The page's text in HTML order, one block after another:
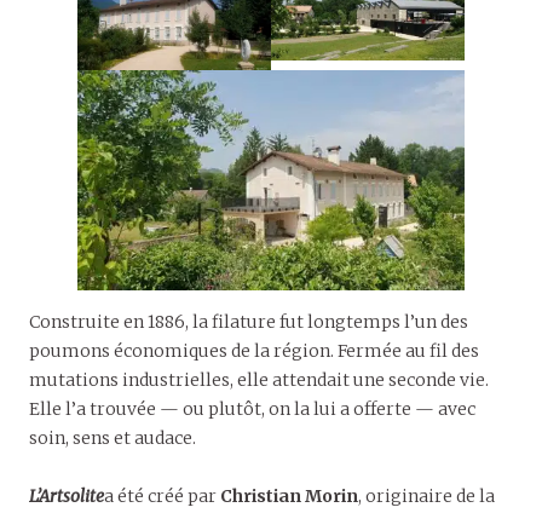
Construite en 1886, la filature fut longtemps l’un des
poumons économiques de la région. Fermée au fil des
mutations industrielles, elle attendait une seconde vie.
Elle l’a trouvée — ou plutôt, on la lui a offerte — avec
soin, sens et audace.
L’Artsolitea été créé par Christian Morin, originaire de la